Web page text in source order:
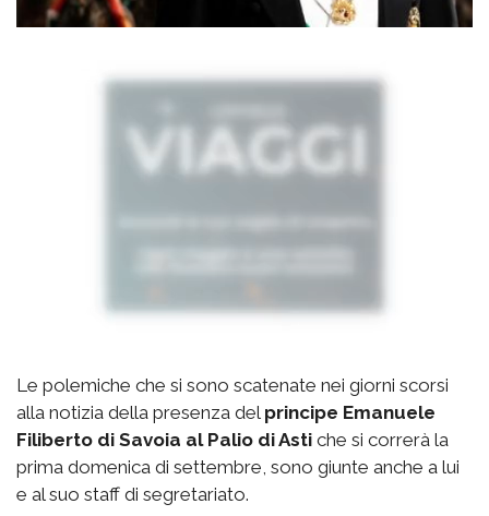
Le polemiche che si sono scatenate nei giorni scorsi
alla notizia della presenza del principe Emanuele
Filiberto di Savoia al Palio di Asti che si correrà la
prima domenica di settembre, sono giunte anche a lui
e al suo staff di segretariato.